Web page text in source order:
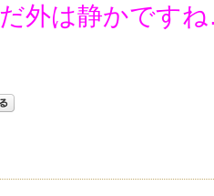
外は静かです